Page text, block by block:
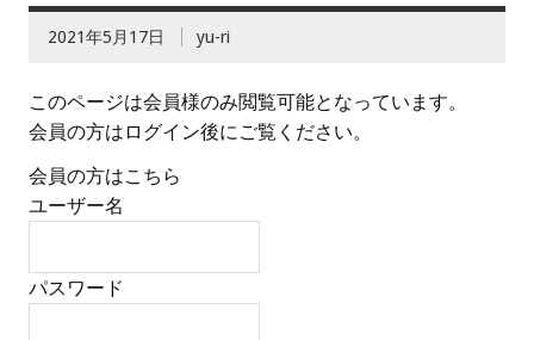
2021年5月17日 yu-ri
このページは会員様のみ閲覧可能となっています。
会員の方はログイン後にご覧ください。
会員の方はこちら
ユーザー名
パスワード